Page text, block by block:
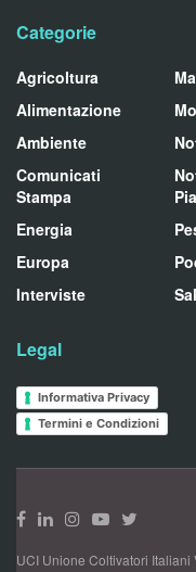
Categorie
Agricoltura
Alimentazione
Ambiente
Comunicati
Stampa
Energia
Europa
Interviste
Legal
Informativa Privacy
Termini e Condizioni
UCI Unione Coltivatori Italiani